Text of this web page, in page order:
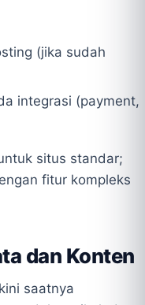
(jika sudah
integrasi (payment,
situs standar;
fitur kompleks
dan Konten
saatnya